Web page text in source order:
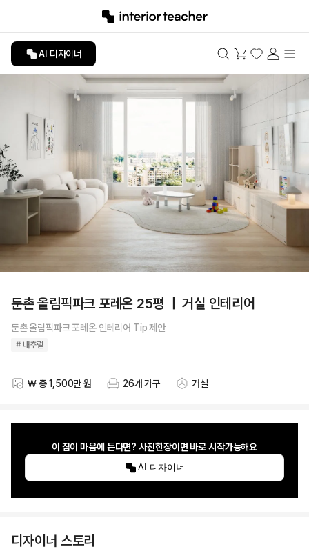
AI 디자이너
둔촌 올림픽파크 포레온 25평 ㅣ 거실 인테리어
둔촌 올림픽파크 포레온 인테리어 Tip 제안
# 내추럴
스타일링 비용
₩ 총 1,500만 원 스타일링 가구 개수
26개 가구 스타일링 공간
거실
이 집이 마음에 든다면? 사진한장이면 바로 시작가능해요
AI 디자이너
디자이너 스토리